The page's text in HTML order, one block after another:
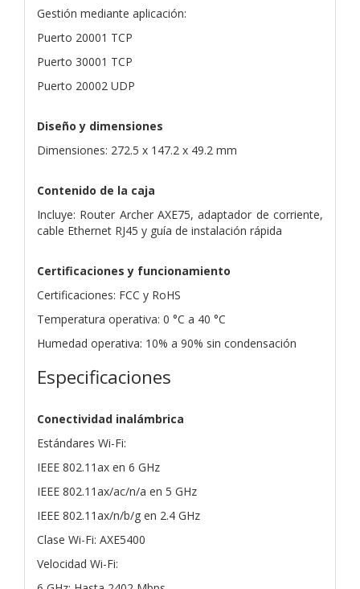
Gestión mediante aplicación:
Puerto 20001 TCP
Puerto 30001 TCP
Puerto 20002 UDP
Diseño y dimensiones
Dimensiones: 272.5 x 147.2 x 49.2 mm
Contenido de la caja
Incluye: Router Archer AXE75, adaptador de corriente,
cable Ethernet RJ45 y guía de instalación rápida
Certificaciones y funcionamiento
Certificaciones: FCC y RoHS
Temperatura operativa: 0 °C a 40 °C
Humedad operativa: 10% a 90% sin condensación
Especificaciones
Conectividad inalámbrica
Estándares Wi-Fi:
IEEE 802.11ax en 6 GHz
IEEE 802.11ax/ac/n/a en 5 GHz
IEEE 802.11ax/n/b/g en 2.4 GHz
Clase Wi-Fi: AXE5400
Velocidad Wi-Fi: